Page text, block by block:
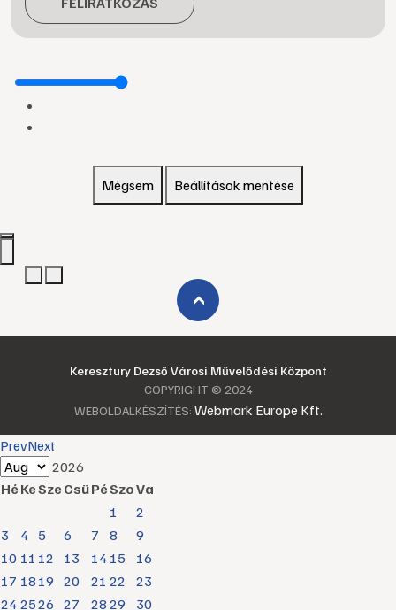
Mégsem Beállítások mentése
›
Keresztury Dezső Városi Művelődési Központ
COPYRIGHT © 2024
WEBOLDALKÉSZÍTÉS: Webmark Europe Kft.
PrevNext
2026
HéKeSzeCsüPéSzoVa
1
2
3
4 5 6 7 8
9
10 11 12 13 14 15
16
17 18 19 20 21 22
23
24 2526 27 28 29 30